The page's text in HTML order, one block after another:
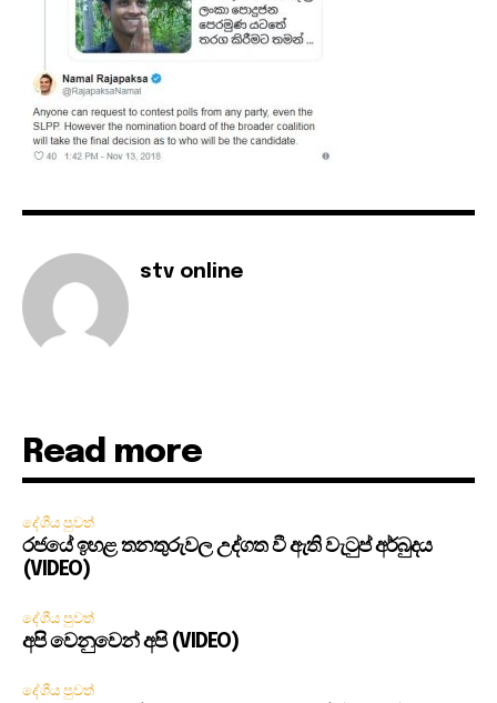
stv online
Read more
දේශීය පුවත්
රජයේ ඉහළ තනතුරුවල උද්ගත වී ඇති වැටුප් අර්බුදය
(VIDEO)
දේශීය පුවත්
අපි වෙනුවෙන් අපි (VIDEO)
දේශීය පුවත්